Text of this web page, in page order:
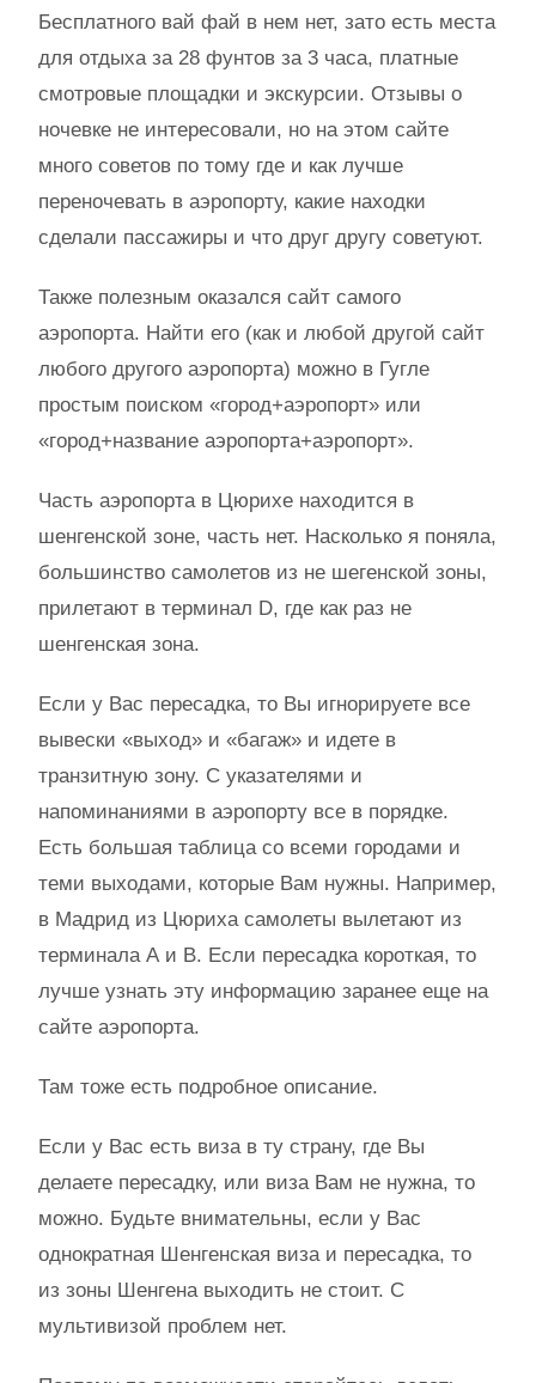
Бесплатного вай фай в нем нет, зато есть места
для отдыха за 28 фунтов за 3 часа, платные
смотровые площадки и экскурсии. Отзывы о
ночевке не интересовали, но на этом сайте
много советов по тому где и как лучше
переночевать в аэропорту, какие находки
сделали пассажиры и что друг другу советуют.
Также полезным оказался сайт самого
аэропорта. Найти его (как и любой другой сайт
любого другого аэропорта) можно в Гугле
простым поиском «город+аэропорт» или
«город+название аэропорта+аэропорт».
Часть аэропорта в Цюрихе находится в
шенгенской зоне, часть нет. Насколько я поняла,
большинство самолетов из не шегенской зоны,
прилетают в терминал D, где как раз не
шенгенская зона.
Если у Вас пересадка, то Вы игнорируете все
вывески «выход» и «багаж» и идете в
транзитную зону. С указателями и
напоминаниями в аэропорту все в порядке.
Есть большая таблица со всеми городами и
теми выходами, которые Вам нужны. Например,
в Мадрид из Цюриха самолеты вылетают из
терминала А и В. Если пересадка короткая, то
лучше узнать эту информацию заранее еще на
сайте аэропорта.
Там тоже есть подробное описание.
Если у Вас есть виза в ту страну, где Вы
делаете пересадку, или виза Вам не нужна, то
можно. Будьте внимательны, если у Вас
однократная Шенгенская виза и пересадка, то
из зоны Шенгена выходить не стоит. С
мультивизой проблем нет.